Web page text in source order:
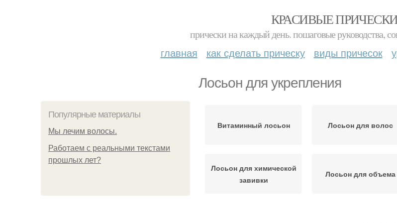
КРАСИВЫЕ
прически на каждый день. пошаговые руководства,
главная как сделать прическу виды причесок
Лосьон для укрепления
Популярные материалы
Мы лечим волосы.
Работаем с реальными текстами
прошлых лет?
Витаминный лосьон Лосьон для волос
Лосьон для химической
завивки
Лосьон для объема